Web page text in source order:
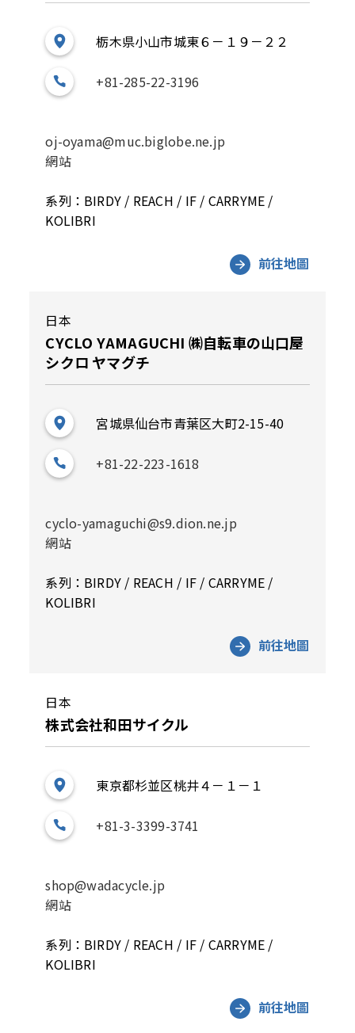
栃木県小山市城東６－１９－２２
+81-285-22-3196
oj-oyama@muc.biglobe.ne.jp
網站
系列：BIRDY / REACH / IF / CARRYME /
KOLIBRI
前往地圖
日本
CYCLO YAMAGUCHI ㈱自転車の山口屋
シクロ ヤマグチ
宮城県仙台市青葉区大町2-15-40
+81-22-223-1618
cyclo-yamaguchi@s9.dion.ne.jp
網站
系列：BIRDY / REACH / IF / CARRYME /
KOLIBRI
前往地圖
日本
株式会社和田サイクル
東京都杉並区桃井４－１－１
+81-3-3399-3741
shop@wadacycle.jp
網站
系列：BIRDY / REACH / IF / CARRYME /
KOLIBRI
前往地圖